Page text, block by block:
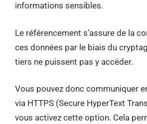
informations sensibles.
Le référencement s’assure de la
ces données par le biais du
tiers ne puissent pas y accéder.
Vous pouvez donc communiquer
via HTTPS (Secure HyperText
vous activez cette option. Cela